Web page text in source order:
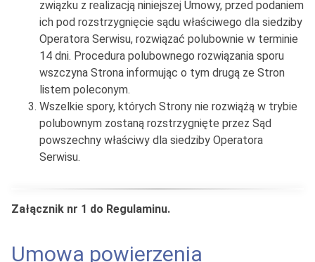
związku z realizacją niniejszej Umowy, przed podaniem
ich pod rozstrzygnięcie sądu właściwego dla siedziby
Operatora Serwisu, rozwiązać polubownie w terminie
14 dni. Procedura polubownego rozwiązania sporu
wszczyna Strona informując o tym drugą ze Stron
listem poleconym.
Wszelkie spory, których Strony nie rozwiążą w trybie
polubownym zostaną rozstrzygnięte przez Sąd
powszechny właściwy dla siedziby Operatora
Serwisu.
Załącznik nr 1 do Regulaminu.
Umowa powierzenia